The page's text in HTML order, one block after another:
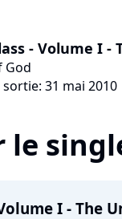
- Volume I -
God
31 mai 2010
le
I - The